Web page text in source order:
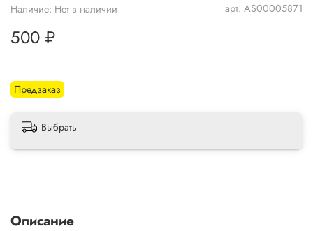
арт. AS00005871
Наличие: Нет в наличии
Предзаказ
500 ₽
Выбрать
Описание